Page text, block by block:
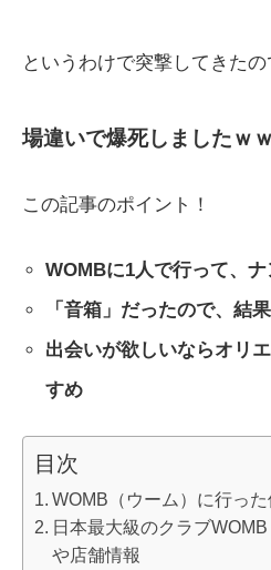
というわけで突撃してきたの
場違いで爆死しましたｗ
この記事のポイント！
WOMBに1人で行って、ナ
「音箱」だったので、結
出会いが欲しいならオリ
すめ
目次
WOMB（ウーム）に行った
日本最大級のクラブ
や店舗情報